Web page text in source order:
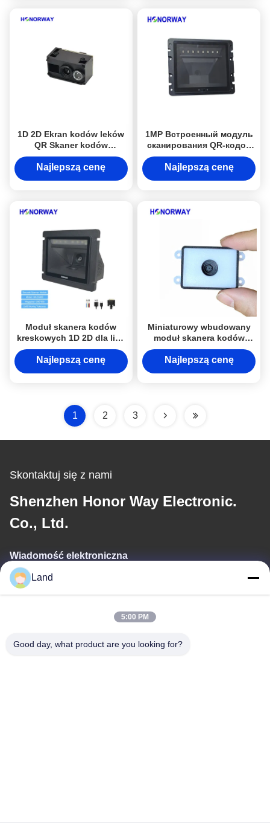
1D 2D Ekran kodów leków
QR Skaner kodów
kreskowych dla kiosków i
maszyn IoT
Najlepszą cenę
1MP Встроенный модуль
сканирования QR-кодов
высокой плотности для
касс самообслуживания
Najlepszą cenę
Moduł skanera kodów
kreskowych 1D 2D dla linii
montażowych
przenośników
Najlepszą cenę
Miniaturowy wbudowany
moduł skanera kodów
kreskowych 2D, odporny
na odblaski, czytelny w
Najlepszą cenę
1 2 3
Skontaktuj się z nami
Shenzhen Honor Way Electronic.
Co., Ltd.
Wiadomość elektroniczna
land@szhw-tech.com
Adres
Land
5:00 PM
Good day, what product are you looking for?